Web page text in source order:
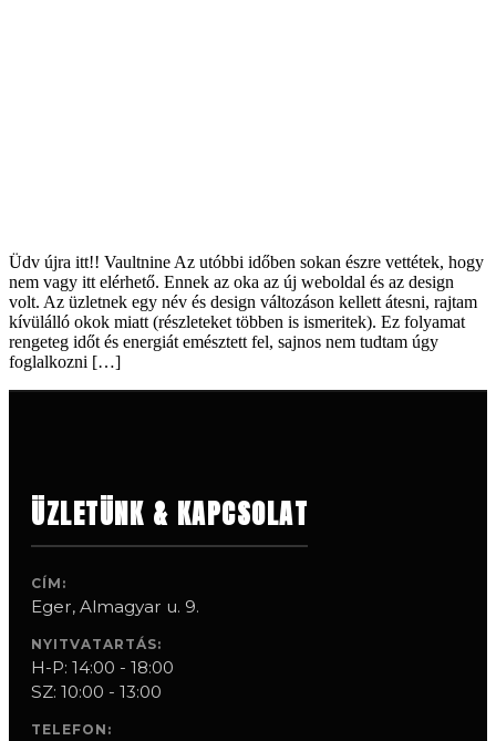
Üdv újra itt!! Vaultnine Az utóbbi időben sokan észre vettétek, hogy
nem vagy itt elérhető. Ennek az oka az új weboldal és az design
volt. Az üzletnek egy név és design változáson kellett átesni, rajtam
kívülálló okok miatt (részleteket többen is ismeritek). Ez folyamat
rengeteg időt és energiát emésztett fel, sajnos nem tudtam úgy
foglalkozni […]
ÜZLETÜNK & KAPCSOLAT
CÍM:
Eger, Almagyar u. 9.
NYITVATARTÁS:
H-P: 14:00 - 18:00
SZ: 10:00 - 13:00
TELEFON: